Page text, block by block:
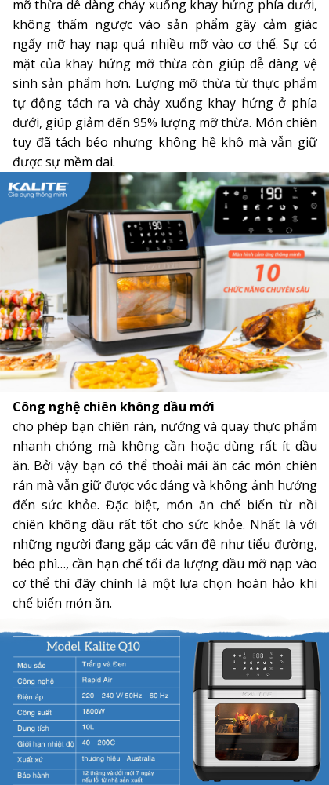
mỡ thừa dễ dàng chảy xuống khay hứng phía dưới,
không thấm ngược vào sản phẩm gây cảm giác
ngấy mỡ hay nạp quá nhiều mỡ vào cơ thể. Sự có
mặt của khay hứng mỡ thừa còn giúp dễ dàng vệ
sinh sản phẩm hơn. Lượng mỡ thừa từ thực phẩm
tự động tách ra và chảy xuống khay hứng ở phía
dưới, giúp giảm đến 95% lượng mỡ thừa. Món chiên
tuy đã tách béo nhưng không hề khô mà vẫn giữ
được sự mềm dai.
Công nghệ chiên không dầu mới
cho phép bạn chiên rán, nướng và quay thực phẩm
nhanh chóng mà không cần hoặc dùng rất ít dầu
ăn. Bởi vậy bạn có thể thoải mái ăn các món chiên
rán mà vẫn giữ được vóc dáng và không ảnh hướng
đến sức khỏe. Đặc biệt, món ăn chế biến từ nồi
chiên không dầu rất tốt cho sức khỏe. Nhất là với
những người đang gặp các vấn đề như tiểu đường,
béo phì…, cần hạn chế tối đa lượng dầu mỡ nạp vào
cơ thể thì đây chính là một lựa chọn hoàn hảo khi
chế biến món ăn.